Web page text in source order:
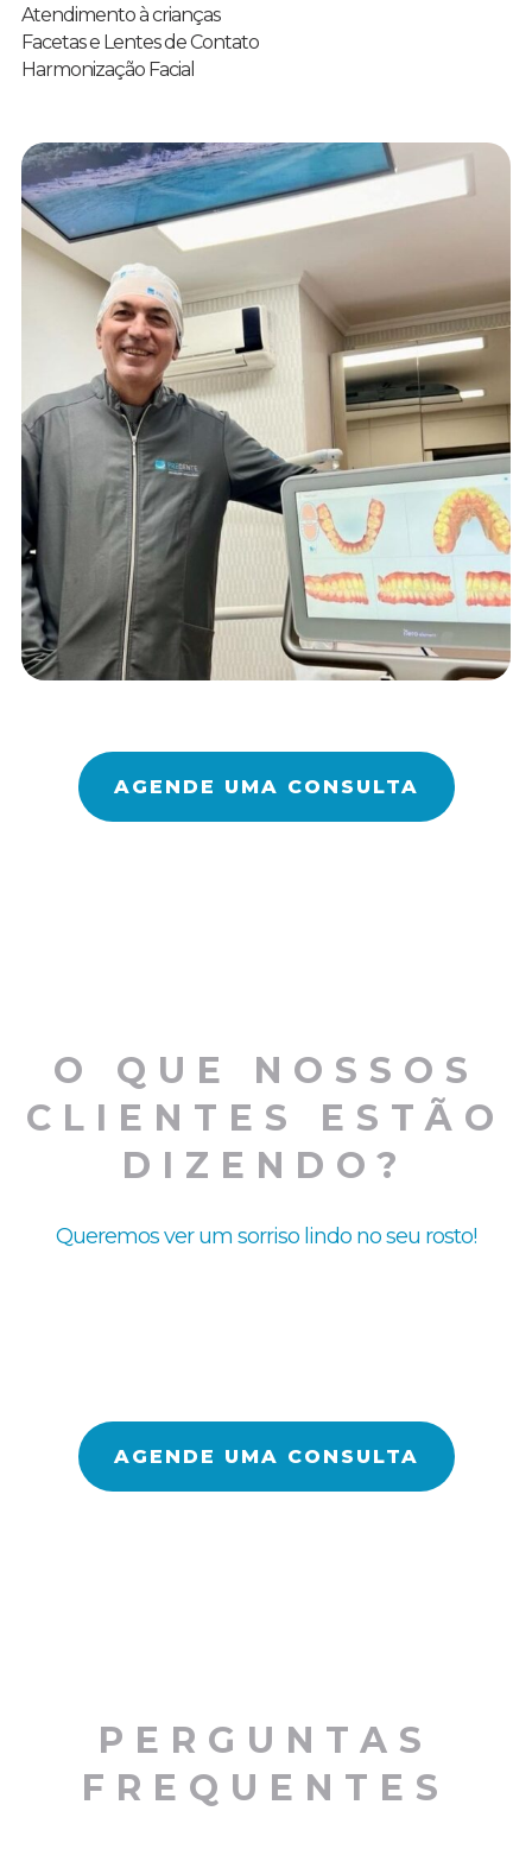
Atendimento à crianças
Facetas e Lentes de Contato
Harmonização Facial
AGENDE UMA CONSULTA
O QUE NOSSOS
CLIENTES ESTÃO
DIZENDO?
Queremos ver um sorriso lindo no seu rosto!
AGENDE UMA CONSULTA
PERGUNTAS
FREQUENTES